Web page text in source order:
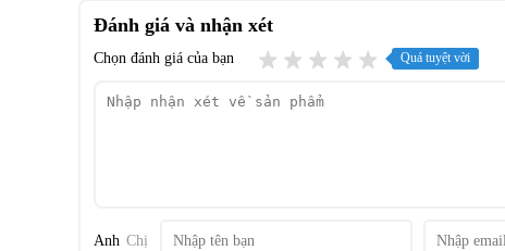
Cổng internet (LAN)
Cổng HDMI
Có
Hệ điều hành Smart Coolita TV
Đánh giá và nhận xét
Chọn đánh giá của bạn Quá tuyệt vời
Anh Chị